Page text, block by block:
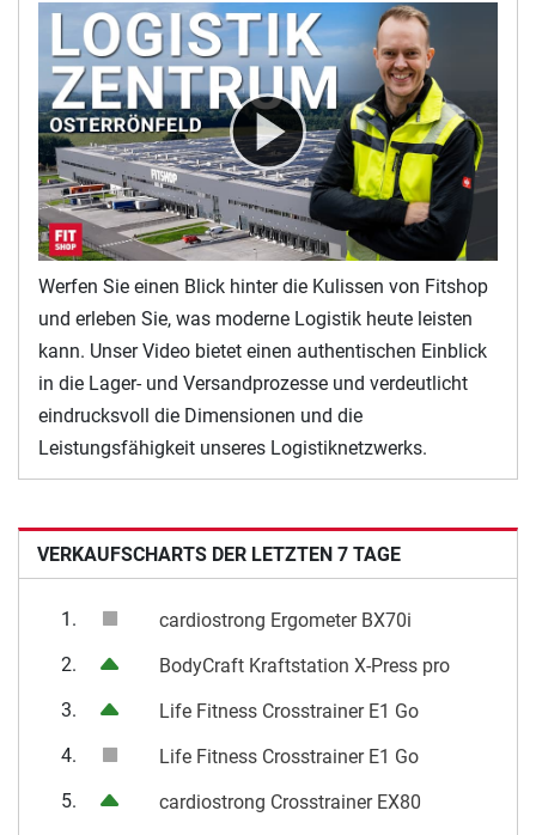
Werfen Sie einen Blick hinter die Kulissen von Fitshop
und erleben Sie, was moderne Logistik heute leisten
kann. Unser Video bietet einen authentischen Einblick
in die Lager- und Versandprozesse und verdeutlicht
eindrucksvoll die Dimensionen und die
Leistungsfähigkeit unseres Logistiknetzwerks.
VERKAUFSCHARTS DER LETZTEN 7 TAGE
1.
cardiostrong Ergometer BX70i
2.
BodyCraft Kraftstation X-Press pro
3.
Life Fitness Crosstrainer E1 Go
4.
Life Fitness Crosstrainer E1 Go
5.
cardiostrong Crosstrainer EX80